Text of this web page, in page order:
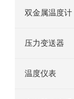
双金属温度计
压力变送器
温度仪表